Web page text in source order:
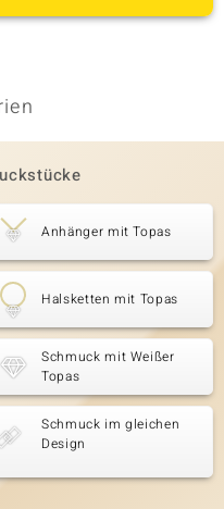
Anhänger mit Topas
Halsketten mit Topas
Schmuck mit Weißer
Topas
Schmuck im gleichen
Design